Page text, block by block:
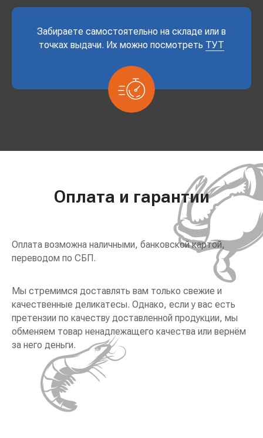
Забираете самостоятельно на складе или в
точках выдачи. Их можно посмотреть ТУТ
Оплата и гарантии
Оплата возможна наличными, банковской картой,
переводом по СБП.
Мы стремимся доставлять вам только свежие и
качественные деликатесы. Однако, если у вас есть
претензии по качеству доставленной продукции, мы
обменяем товар ненадлежащего качества или вернём
за него деньги.